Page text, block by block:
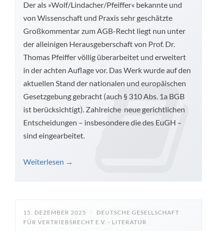
Der als »Wolf/Lindacher/Pfeiffer« bekannte und
von Wissenschaft und Praxis sehr geschätzte
Großkommentar zum AGB-Recht liegt nun unter
der alleinigen Herausgeberschaft von Prof. Dr.
Thomas Pfeiffer völlig überarbeitet und erweitert
in der achten Auflage vor. Das Werk wurde auf den
aktuellen Stand der nationalen und europäischen
Gesetzgebung gebracht (auch § 310 Abs. 1a BGB
ist berücksichtigt). Zahlreiche neue gerichtlichen
Entscheidungen – insbesondere die des EuGH –
sind eingearbeitet.
Weiterlesen →
15. DEZEMBER 2025 /
DEUTSCHE GESELLSCHAFT
FÜR VERTRIEBSRECHT E.V. - LITERATUR